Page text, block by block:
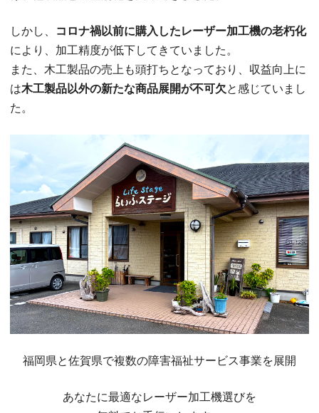
しかし、
コロナ禍以前に購入したレーザー加工機の老朽化
により、加工精度が低下してきていました。
また、木工製品の売上も頭打ちとなっており、収益向上に
は木工製品以外の新たな商品展開が不可欠と感じていまし
た。
福岡県と佐賀県で複数の障害福祉サービス事業を展開
あなたに最適なレーザー加工機選びを